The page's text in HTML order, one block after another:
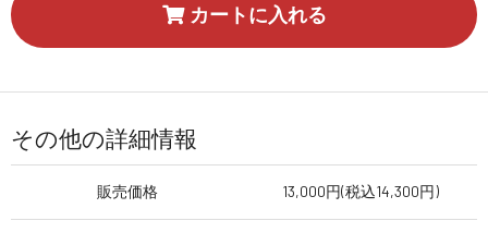
カートに入れる
その他の詳細情報
販売価格 13,000円(税込14,300円)